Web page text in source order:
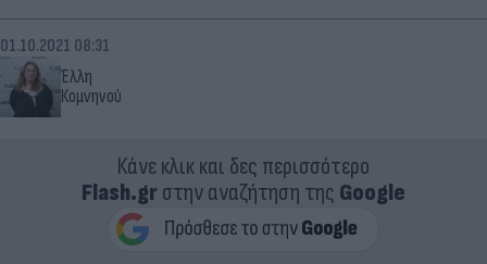
Έλλη
Κομνηνού
01.10.2021 08:31
Κάνε κλικ και δες περισσότερο
Flash.grστην αναζήτηση της Google